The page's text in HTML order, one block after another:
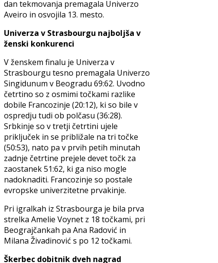
dan tekmovanja premagala Univerzo
Aveiro in osvojila 13. mesto.
Univerza v Strasbourgu najboljša v
ženski konkurenci
V ženskem finalu je Univerza v
Strasbourgu tesno premagala Univerzo
Singidunum v Beogradu 69:62. Uvodno
četrtino so z osmimi točkami razlike
dobile Francozinje (20:12), ki so bile v
ospredju tudi ob polčasu (36:28).
Srbkinje so v tretji četrtini ujele
priključek in se približale na tri točke
(50:53), nato pa v prvih petih minutah
zadnje četrtine prejele devet točk za
zaostanek 51:62, ki ga niso mogle
nadoknaditi. Francozinje so postale
evropske univerzitetne prvakinje.
Pri igralkah iz Strasbourga je bila prva
strelka Amelie Voynet z 18 točkami, pri
Beograjčankah pa Ana Radović in
Milana Živadinović s po 12 točkami.
Škerbec dobitnik dveh nagrad